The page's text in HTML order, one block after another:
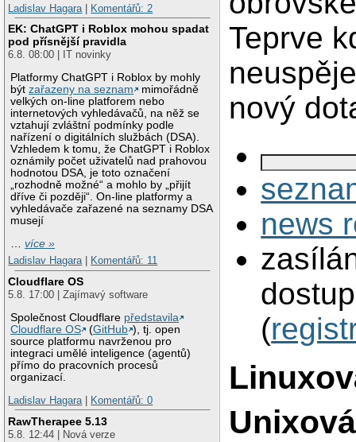
Ladislav Hagara
Komentářů: 2
EK: ChatGPT i Roblox mohou spadat
pod přísnější pravidla
6.8. 08:00 | IT novinky
Platformy ChatGPT i Roblox by mohly
býtzařazeny na seznam
mimořádně
velkých on-line platforem nebo
internetových vyhledávačů, na něž se
vztahují zvláštní podmínky podle
nařízení o digitálních službách (DSA).
Vzhledem k tomu, že ChatGPT i Roblox
oznámily počet uživatelů nad prahovou
hodnotou DSA, je toto označení
„rozhodně možné“ a mohlo by „přijít
dříve či později“. On-line platformy a
vyhledávače zařazené na seznamy DSA
musejí
…více »
Ladislav Hagara| Komentářů: 11
Cloudflare OS
5.8. 17:00 | Zajímavý software
Společnost Cloudflare představila
Cloudflare OS
(GitHub ), tj. open
source platformu navrženou pro
integraci umělé inteligence (agentů)
přímo do pracovních procesů
organizací.
Ladislav Hagara| Komentářů: 0
RawTherapee 5.13
5.8. 12:44 | Nová verze
Teprve
nový
news
(